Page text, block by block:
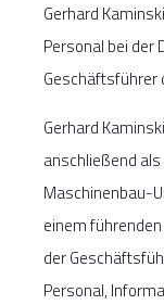
Gerhard
Personal bei der
Geschäftsführer
Gerhard
anschließend
Maschinenbau-
einem
der
Personal,